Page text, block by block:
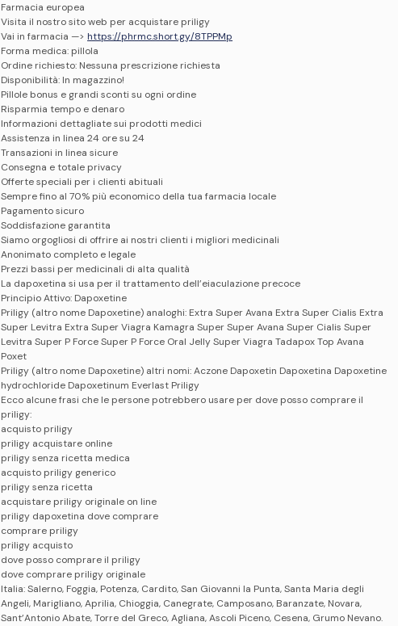
Farmacia europea
Visita il nostro sito web per acquistare priligy
Vai in farmacia —>https://phrmc.short.gy/8TPPMp
Forma medica: pillola
Ordine richiesto: Nessuna prescrizione richiesta
Disponibilità: In magazzino!
Pillole bonus e grandi sconti su ogni ordine
Risparmia tempo e denaro
Informazioni dettagliate sui prodotti medici
Assistenza in linea 24 ore su 24
Transazioni in linea sicure
Consegna e totale privacy
Offerte speciali per i clienti abituali
Sempre fino al 70% più economico della tua farmacia locale
Pagamento sicuro
Soddisfazione garantita
Siamo orgogliosi di offrire ai nostri clienti i migliori medicinali
Anonimato completo e legale
Prezzi bassi per medicinali di alta qualità
La dapoxetina si usa per il trattamento dell’eiaculazione precoce
Principio Attivo: Dapoxetine
Priligy (altro nome Dapoxetine) analoghi: Extra Super Avana Extra Super Cialis Extra
Super Levitra Extra Super Viagra Kamagra Super Super Avana Super Cialis Super
Levitra Super P Force Super P Force Oral Jelly Super Viagra Tadapox Top Avana
Poxet
Priligy (altro nome Dapoxetine) altri nomi: Aczone Dapoxetin Dapoxetina Dapoxetine
hydrochloride Dapoxetinum Everlast Priligy
Ecco alcune frasi che le persone potrebbero usare per dove posso comprare il
priligy:
acquisto priligy
priligy acquistare online
priligy senza ricetta medica
acquisto priligy generico
priligy senza ricetta
acquistare priligy originale on line
priligy dapoxetina dove comprare
comprare priligy
priligy acquisto
dove posso comprare il priligy
dove comprare priligy originale
Italia: Salerno, Foggia, Potenza, Cardito, San Giovanni la Punta, Santa Maria degli
Angeli, Marigliano, Aprilia, Chioggia, Canegrate, Camposano, Baranzate, Novara,
Sant’Antonio Abate, Torre del Greco, Agliana, Ascoli Piceno, Cesena, Grumo Nevano.